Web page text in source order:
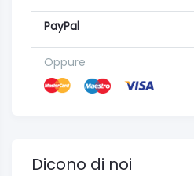
PayPal
Oppure
Dicono di noi